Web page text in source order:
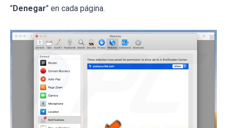
"Denegar" en cada página.